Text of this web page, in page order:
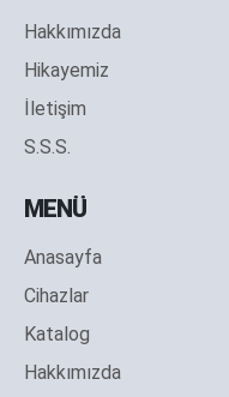
Hakkımızda
Hikayemiz
İletişim
S.S.S.
MENÜ
Anasayfa
Cihazlar
Katalog
Hakkımızda